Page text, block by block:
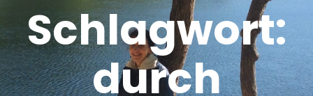
Schlagwort:
durch